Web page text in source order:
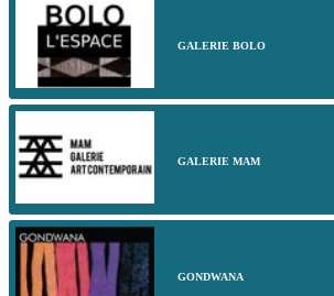
GALERIE BOLO
GALERIE MAM
GONDWANA